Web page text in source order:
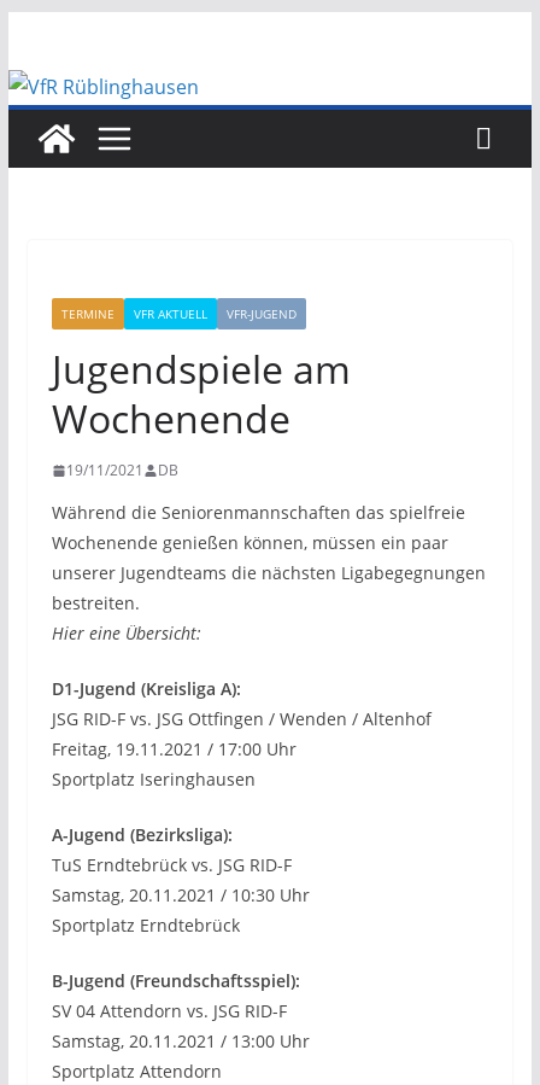
springen
TERMINE VFR AKTUELL VFR-JUGEND
Jugendspiele am
Wochenende
19/11/2021 DB
Während die Seniorenmannschaften das spielfreie
Wochenende genießen können, müssen ein paar
unserer Jugendteams die nächsten Ligabegegnungen
bestreiten.
Hier eine Übersicht:
D1-Jugend (Kreisliga A):
JSG RID-F vs. JSG Ottfingen / Wenden / Altenhof
Freitag, 19.11.2021 / 17:00 Uhr
Sportplatz Iseringhausen
A-Jugend (Bezirksliga):
TuS Erndtebrück vs. JSG RID-F
Samstag, 20.11.2021 / 10:30 Uhr
Sportplatz Erndtebrück
B-Jugend (Freundschaftsspiel):
SV 04 Attendorn vs. JSG RID-F
Samstag, 20.11.2021 / 13:00 Uhr
Sportplatz Attendorn